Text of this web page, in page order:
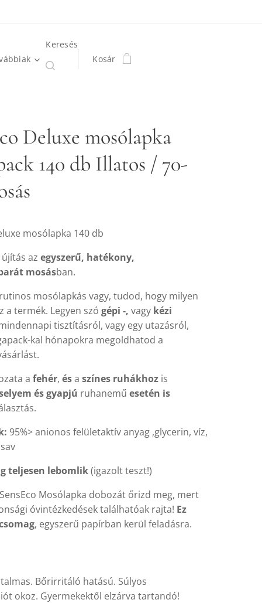
Keresés
Kosár
Deluxe mosólapka
140 db Illatos / 70-
mosólapka 140 db
az egyszerű, hatékony,
mosásban.
mosólapkás vagy, tudod, hogy milyen
a termék. Legyen szó gépi -, vagy kézi
tisztításról, vagy egy utazásról,
kal hónapokra megoldhatod a
a fehér, ésa színes ruhákhoz is
és gyapjú ruhanemű esetén is
95%> anionos felületaktív anyag ,glycerin, víz,
teljesen lebomlik(igazolt teszt!)
SensEco Mosólapka dobozát őrizd meg, mert
óvintézkedések találhatóak rajta! Ez
, egyszerű papírban kerül feladásra.
Bőrirritáló hatású. Súlyos
okoz. Gyermekektől elzárva tartandó!